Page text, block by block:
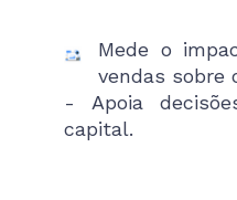
Mede o
vendas sobre
- Apoia
capital.